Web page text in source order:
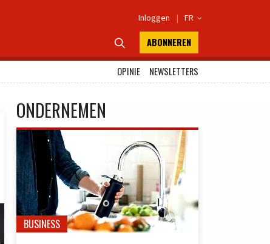
Inloggen | FR 
 ABONNEREN
OPINIE
NEWSLETTERS
ONDERNEMEN
BUSINESS